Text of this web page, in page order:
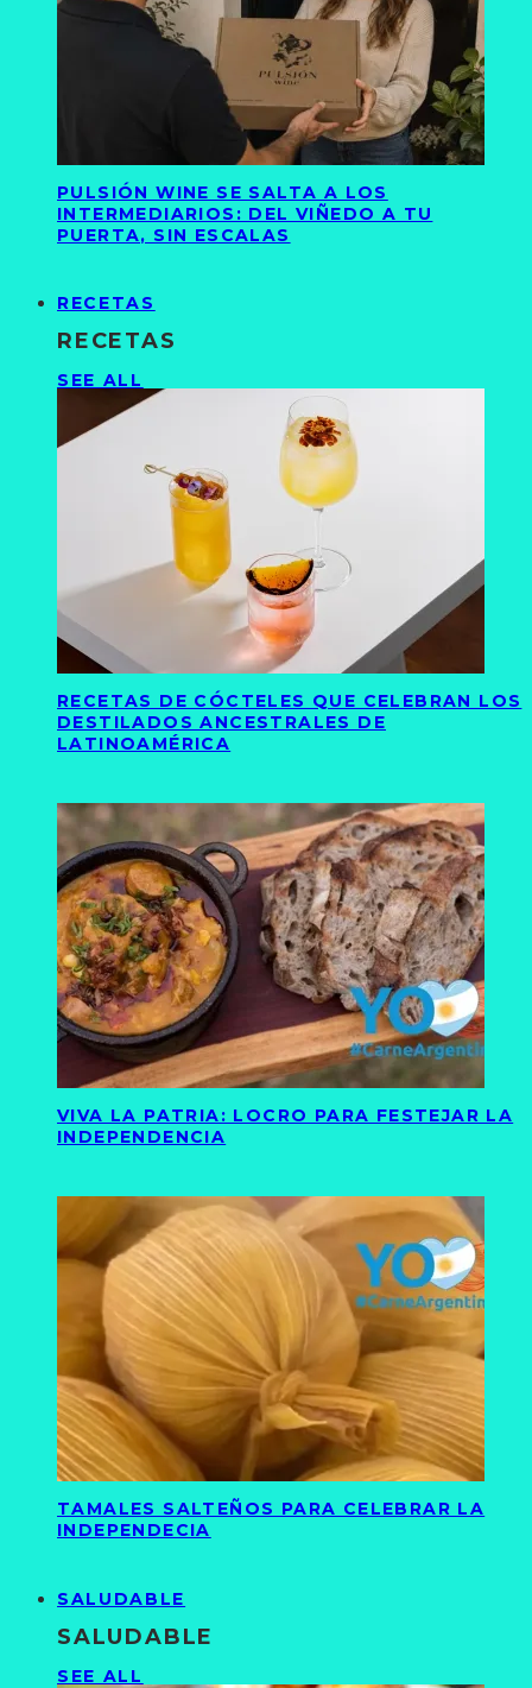
PULSIÓN WINE SE SALTA A LOS
INTERMEDIARIOS: DEL VIÑEDO A TU
PUERTA, SIN ESCALAS
RECETAS
RECETAS
SEE ALL
RECETAS DE CÓCTELES QUE CELEBRAN LOS
DESTILADOS ANCESTRALES DE
LATINOAMÉRICA
VIVA LA PATRIA: LOCRO PARA FESTEJAR LA
INDEPENDENCIA
TAMALES SALTEÑOS PARA CELEBRAR LA
INDEPENDECIA
SALUDABLE
SALUDABLE
SEE ALL